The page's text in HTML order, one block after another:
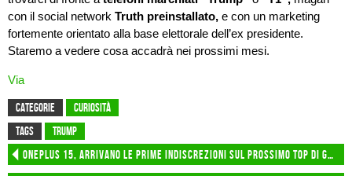
con il social network Truth preinstallato, e con un marketing
fortemente orientato alla base elettorale dell’ex presidente.
Staremo a vedere cosa accadrà nei prossimi mesi.
Via
CATEGORIE
Curiosità
TAGS
Trump
OnePlus 15, arrivano le prime indiscrezioni sul prossimo top di gamma